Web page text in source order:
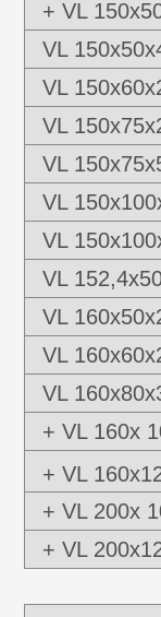
+ VL
VL
VL
VL
VL
VL
VL
VL
VL
VL
VL
+ VL 160x
+ VL
+ VL 200x
+ VL